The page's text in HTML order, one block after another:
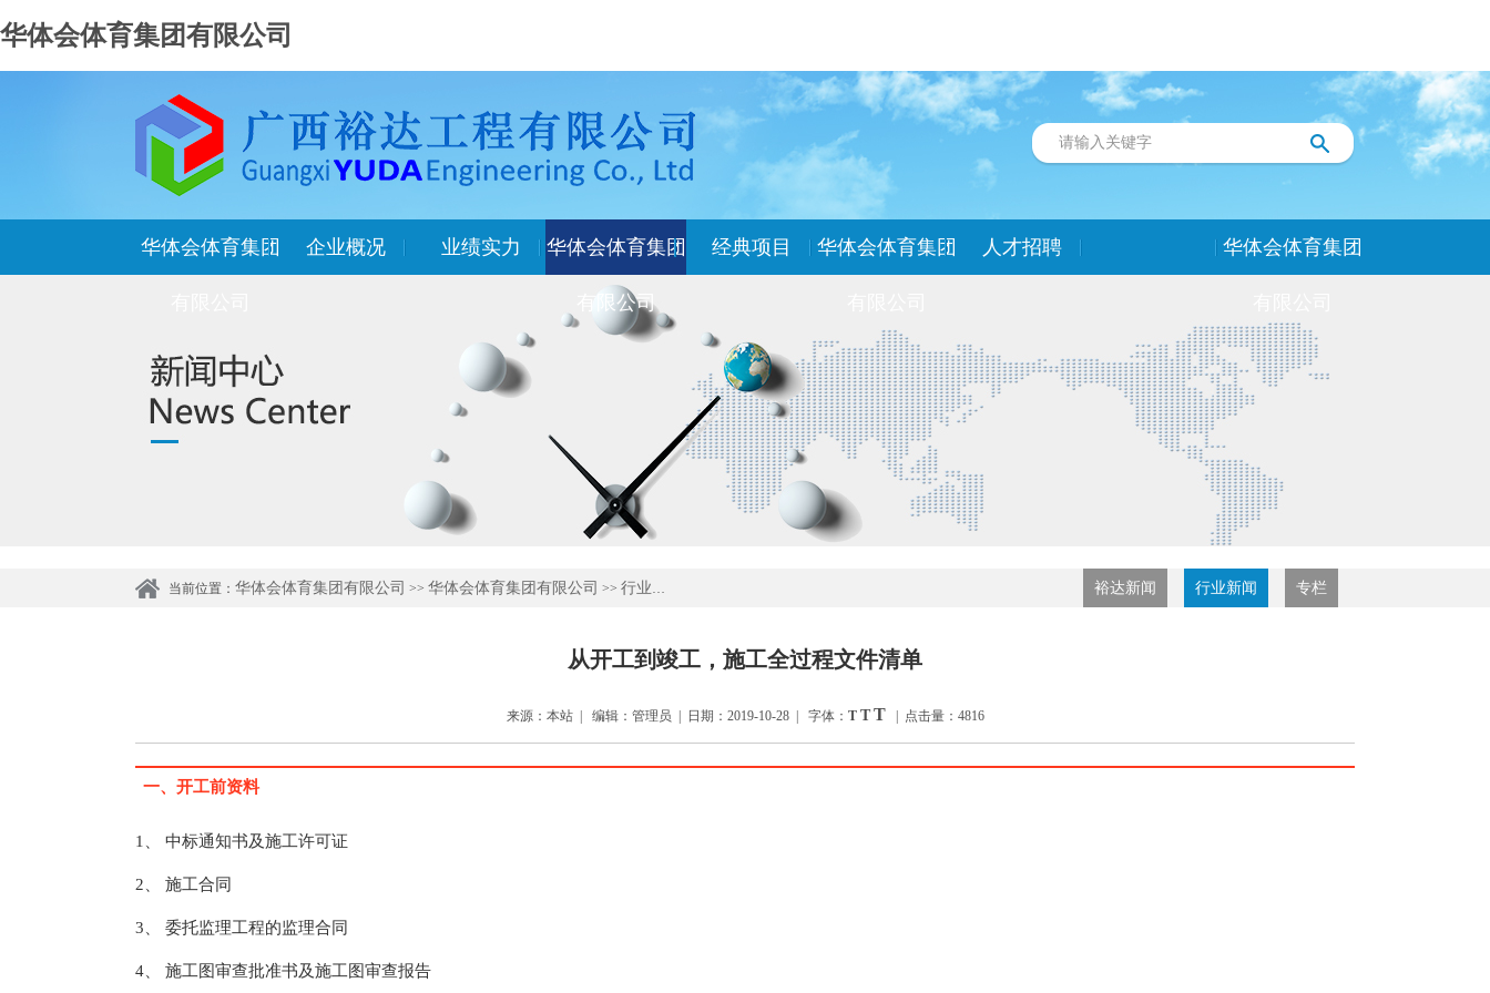
华体会体育集团有限公司
华体会体育集团 企业概况 业绩实力 华体会体育集团
有限公司
经典项目 华体会体育集团 人才招聘 华体会体育集团
当前位置： 华体会体育集团有限公司 >> 华体会体育集团有限公司 >> 行业新闻 裕达新闻 行业新闻 专栏
从开工到竣工，施工全过程文件清单
来源：本站 | 编辑：管理员 | 日期：2019-10-28 | 字体： T T T| 点击量：4816
一、开工前资料
1、 中标通知书及施工许可证
2、 施工合同
3、 委托监理工程的监理合同
4、 施工图审查批准书及施工图审查报告